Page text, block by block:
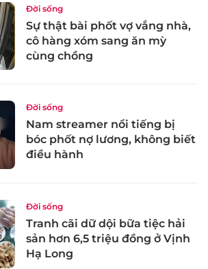
Đời sống
Sự thật bài phốt vợ vắng nhà,
cô hàng xóm sang ăn mỳ
cùng chồng
Đời sống
Nam streamer nổi tiếng bị
bóc phốt nợ lương, không biết
điều hành
Đời sống
Tranh cãi dữ dội bữa tiệc hải
sản hơn 6,5 triệu đồng ở Vịnh
Hạ Long